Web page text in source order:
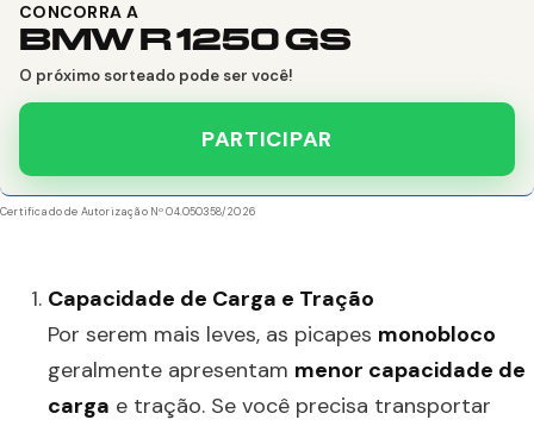
CONCORRA A
BMW R 1250 GS
O próximo sorteado pode ser você!
PARTICIPAR
Certificado de Autorização Nº 04.050358/2026
Capacidade de Carga e Tração
Por serem mais leves, as picapes monobloco
geralmente apresentam menor capacidade de
carga e tração. Se você precisa transportar